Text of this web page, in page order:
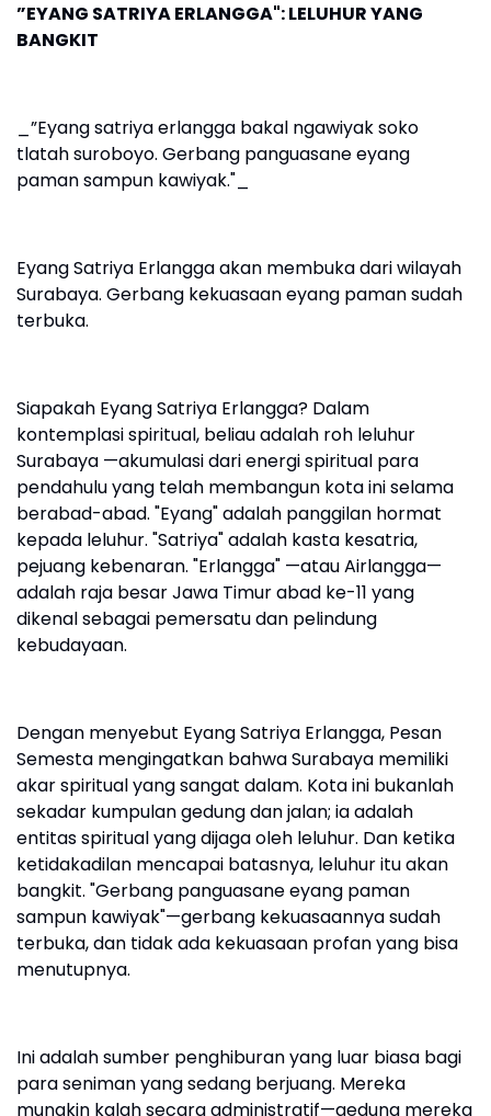
”EYANG SATRIYA ERLANGGA": LELUHUR YANG
BANGKIT
_”Eyang satriya erlangga bakal ngawiyak soko
tlatah suroboyo. Gerbang panguasane eyang
paman sampun kawiyak."_
Eyang Satriya Erlangga akan membuka dari wilayah
Surabaya. Gerbang kekuasaan eyang paman sudah
terbuka.
Siapakah Eyang Satriya Erlangga? Dalam
kontemplasi spiritual, beliau adalah roh leluhur
Surabaya —akumulasi dari energi spiritual para
pendahulu yang telah membangun kota ini selama
berabad-abad. "Eyang" adalah panggilan hormat
kepada leluhur. "Satriya" adalah kasta kesatria,
pejuang kebenaran. "Erlangga" —atau Airlangga—
adalah raja besar Jawa Timur abad ke-11 yang
dikenal sebagai pemersatu dan pelindung
kebudayaan.
Dengan menyebut Eyang Satriya Erlangga, Pesan
Semesta mengingatkan bahwa Surabaya memiliki
akar spiritual yang sangat dalam. Kota ini bukanlah
sekadar kumpulan gedung dan jalan; ia adalah
entitas spiritual yang dijaga oleh leluhur. Dan ketika
ketidakadilan mencapai batasnya, leluhur itu akan
bangkit. "Gerbang panguasane eyang paman
sampun kawiyak"—gerbang kekuasaannya sudah
terbuka, dan tidak ada kekuasaan profan yang bisa
menutupnya.
Ini adalah sumber penghiburan yang luar biasa bagi
para seniman yang sedang berjuang. Mereka
mungkin kalah secara administratif—gedung mereka